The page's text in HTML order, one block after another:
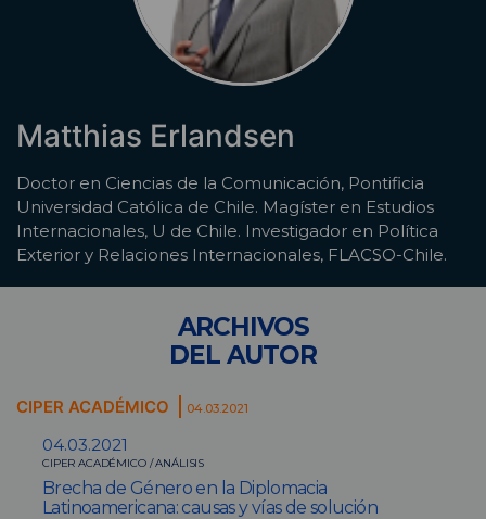
Matthias Erlandsen
Doctor en Ciencias de la Comunicación, Pontificia
Universidad Católica de Chile. Magíster en Estudios
Internacionales, U de Chile. Investigador en Política
Exterior y Relaciones Internacionales, FLACSO-Chile.
ARCHIVOS
DEL AUTOR
CIPER ACADÉMICO 04.03.2021
04.03.2021
CIPER ACADÉMICO / ANÁLISIS
Brecha de Género en la Diplomacia
Latinoamericana: causas y vías de solución